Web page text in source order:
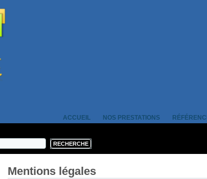
ACCUEIL NOS PRESTATIONS
Mentions légales